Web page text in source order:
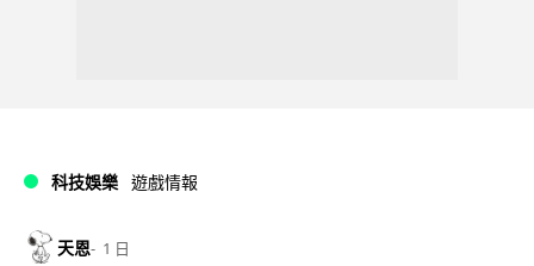
科技娛樂 遊戲情報
天恩 1 日